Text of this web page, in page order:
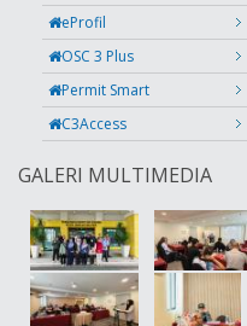
eProfil
OSC 3 Plus
Permit Smart
C3Access
GALERI MULTIMEDIA